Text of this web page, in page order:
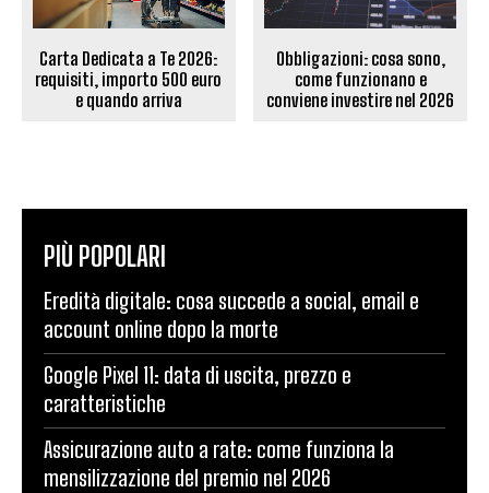
Carta Dedicata a Te 2026:
requisiti, importo 500 euro
e quando arriva
Obbligazioni: cosa sono,
come funzionano e
conviene investire nel 2026
PIÙ POPOLARI
Eredità digitale: cosa succede a social, email e
account online dopo la morte
Google Pixel 11: data di uscita, prezzo e
caratteristiche
Assicurazione auto a rate: come funziona la
mensilizzazione del premio nel 2026